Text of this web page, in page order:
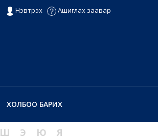
Нэвтрэх Ашиглах заавар
ХОЛБОО БАРИХ
Ш Э Ю Я